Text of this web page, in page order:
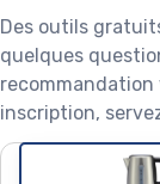
Des outils
quelques
recommandation
inscription,